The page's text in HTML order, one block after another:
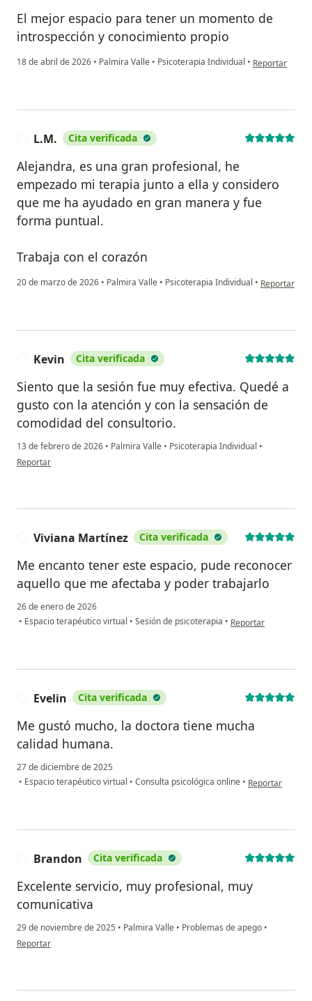
El mejor espacio para tener un momento de
introspección y conocimiento propio
18 de abril de 2026 • Palmira Valle • Psicoterapia Individual • en opinión del
Reportar
L.M. Cita verificada
Alejandra, es una gran profesional, he
empezado mi terapia junto a ella y considero
que me ha ayudado en gran manera y fue
forma puntual.
Trabaja con el corazón
20 de marzo de 2026 • Palmira Valle • Psicoterapia Individual • en opinión
Reportar
Kevin Cita verificada
Siento que la sesión fue muy efectiva. Quedé a
gusto con la atención y con la sensación de
comodidad del consultorio.
13 de febrero de 2026 • Palmira Valle • Psicoterapia Individual •
en opinión del usuario Kevin
Reportar
Viviana Martínez Cita verificada
Me encanto tener este espacio, pude reconocer
aquello que me afectaba y poder trabajarlo
26 de enero de 2026
• Espacio terapéutico virtual • Sesión de psicoterapia • en opinión del
Reportar
Evelin Cita verificada
Me gustó mucho, la doctora tiene mucha
calidad humana.
27 de diciembre de 2025
• Espacio terapéutico virtual • Consulta psicológica online • en opinión del
Reportar
Brandon Cita verificada
Excelente servicio, muy profesional, muy
comunicativa
29 de noviembre de 2025 • Palmira Valle • Problemas de apego •
en opinión del usuario Brandon
Reportar